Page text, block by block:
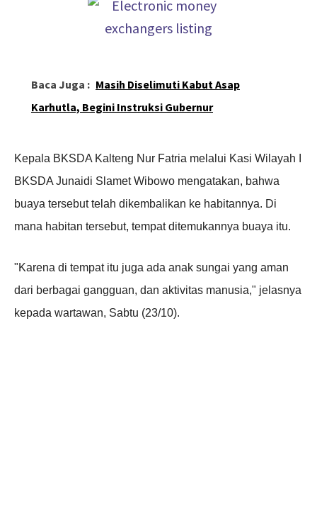
Baca Juga : Masih Diselimuti Kabut Asap
Karhutla, Begini Instruksi Gubernur
Kepala BKSDA Kalteng Nur Fatria melalui Kasi Wilayah I
BKSDA Junaidi Slamet Wibowo mengatakan, bahwa
buaya tersebut telah dikembalikan ke habitannya. Di
mana habitan tersebut, tempat ditemukannya buaya itu.
"Karena di tempat itu juga ada anak sungai yang aman
dari berbagai gangguan, dan aktivitas manusia," jelasnya
kepada wartawan, Sabtu (23/10).